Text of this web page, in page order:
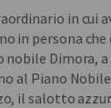
in cui
in persona
nobile Dimora,
al Piano
il salotto